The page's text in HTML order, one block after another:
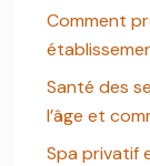
Comment
Santé des
l’âge et
Spa privatif